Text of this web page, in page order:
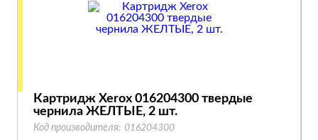
Картридж Xerox 016204300 твердые
чернила ЖЕЛТЫЕ, 2 шт.
Код производителя: 016204300